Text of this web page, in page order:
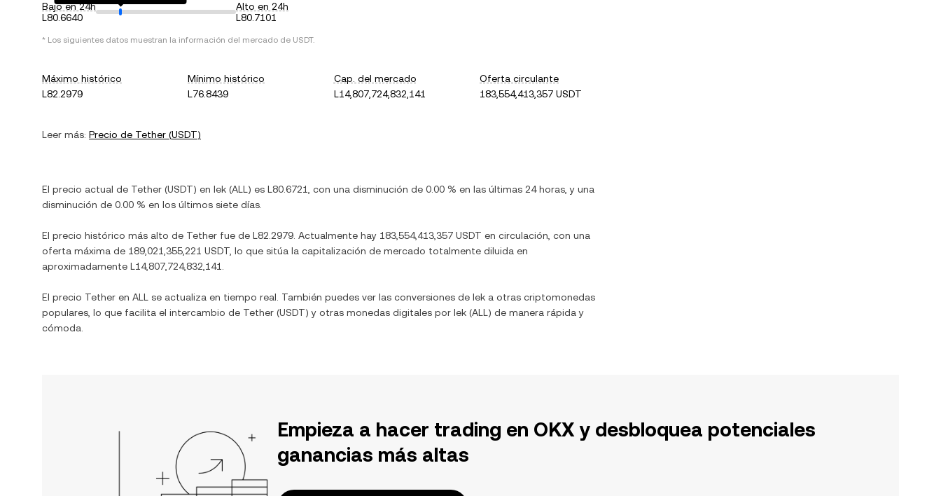
Bajo en 24h
L80.6640
Alto en 24h
L80.7101
* Los siguientes datos muestran la información del mercado de USDT.
Máximo histórico
L82.2979
Mínimo histórico
L76.8439
Cap. del mercado
L14,807,724,832,141
Oferta circulante
183,554,413,357 USDT
Leer más: Precio de Tether (USDT)
El precio actual de Tether (USDT) en lek (ALL ) es L80.6721 , con una disminución de 0.00 % en las últimas 24 horas, y una
disminución de 0.00 % en los últimos siete días.
El precio histórico más alto de Tether fue de L82.2979 . Actualmente hay 183,554,413,357 USDT en circulación, con una
oferta máxima de 189,021,355,221 USDT , lo que sitúa la capitalización de mercado totalmente diluida en
aproximadamente L14,807,724,832,141
El precio Tether en ALL se actualiza en tiempo real. También puedes ver las conversiones de lek a otras criptomonedas
populares, lo que facilita el intercambio de Tether (USDT) y otras monedas digitales por lek (ALL ) de manera rápida y
cómoda.
Empieza a hacer trading en OKX y desbloquea potenciales
ganancias más altas